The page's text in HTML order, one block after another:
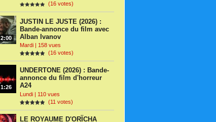
(16 votes)
2:00
JUSTIN LE JUSTE (2026) :
Bande-annonce du film avec
Alban Ivanov
Mardi | 158 vues
(16 votes)
1:26
UNDERTONE (2026) : Bande-
annonce du film d'horreur
A24
Lundi | 110 vues
(11 votes)
LE ROYAUME D'ORÏCHA